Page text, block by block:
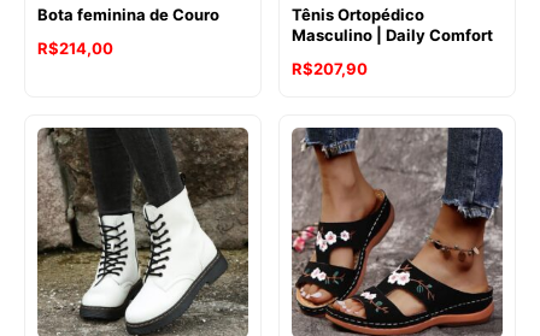
Bota feminina de Couro
R$214,00
Tênis Ortopédico
Masculino | Daily Comfort
R$207,90